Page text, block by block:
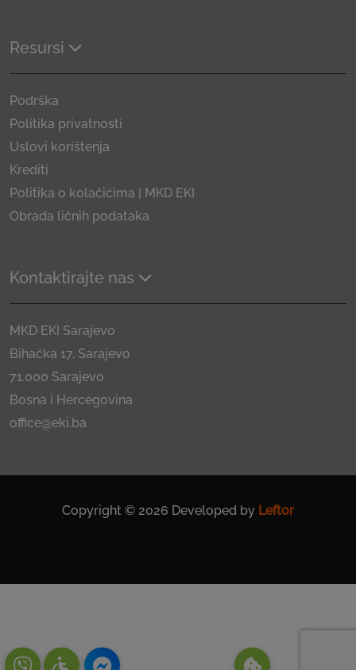
Resursi
Podrška
Politika privatnosti
Uslovi korištenja
Krediti
Politika o kolačićima | MKD EKI
Obrada ličnih podataka
Kontaktirajte nas
MKD EKI Sarajevo
Bihaćka 17, Sarajevo
71.000 Sarajevo
Bosna i Hercegovina
office@eki.ba
Copyright © 2026 Developed by Leftor